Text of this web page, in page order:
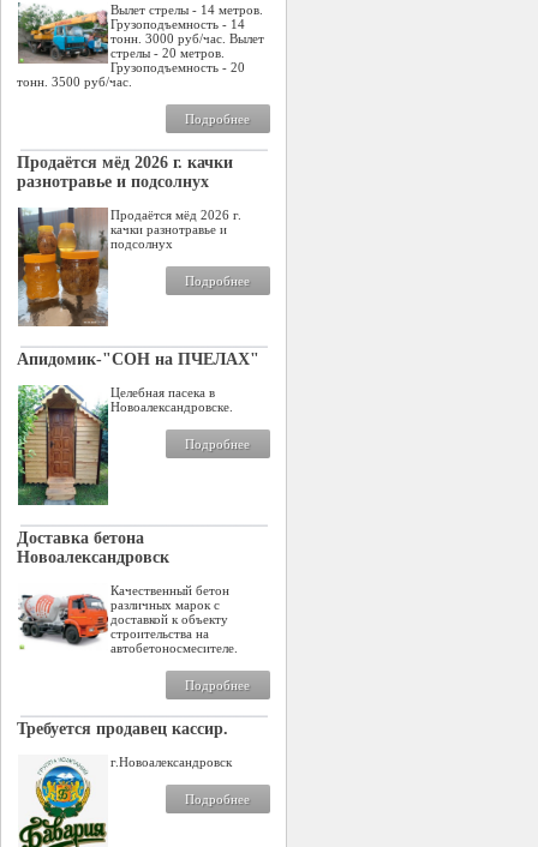
Вылет стрелы - 14 метров.
Грузоподъемность - 14
тонн. 3000 руб/час. Вылет
стрелы - 20 метров.
Грузоподъемность - 20
тонн. 3500 руб/час.
Подробнее
Продаётся мёд 2026 г. качки
разнотравье и подсолнух
Продаётся мёд 2026 г.
качки разнотравье и
подсолнух
Подробнее
Апидомик-"СОН на ПЧЕЛАХ"
Целебная пасека в
Новоалександровске.
Подробнее
Доставка бетона
Новоалександровск
Качественный бетон
различных марок с
доставкой к объекту
строительства на
автобетоносмесителе.
Подробнее
Требуется продавец кассир.
г.Новоалександровск
Подробнее